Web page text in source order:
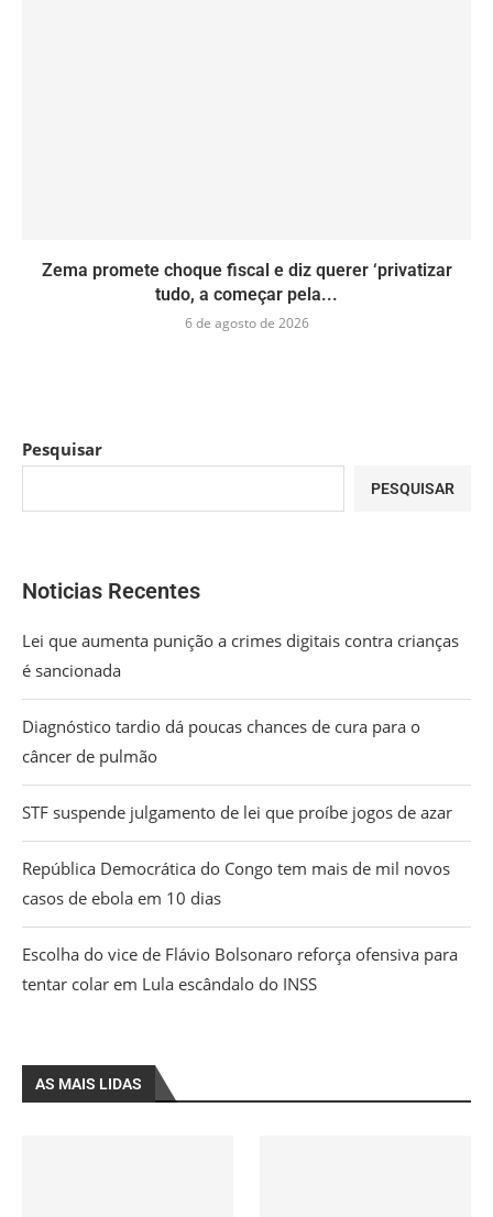
Zema promete choque fiscal e diz querer ‘privatizar
tudo, a começar pela...
6 de agosto de 2026
Pesquisar
PESQUISAR
Noticias Recentes
Lei que aumenta punição a crimes digitais contra crianças
é sancionada
Diagnóstico tardio dá poucas chances de cura para o
câncer de pulmão
STF suspende julgamento de lei que proíbe jogos de azar
República Democrática do Congo tem mais de mil novos
casos de ebola em 10 dias
Escolha do vice de Flávio Bolsonaro reforça ofensiva para
tentar colar em Lula escândalo do INSS
AS MAIS LIDAS